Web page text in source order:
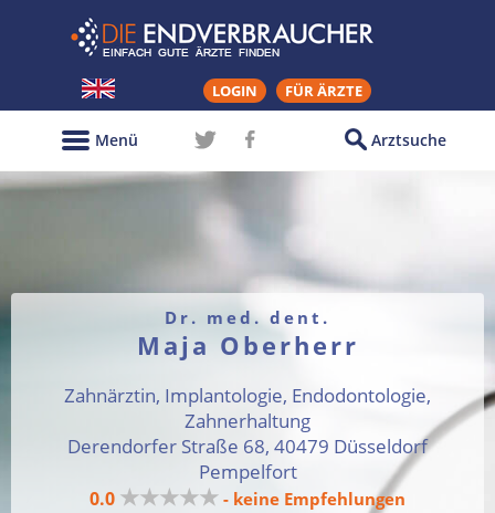
LOGIN FÜR ÄRZTE
Arztsuche
Menü
Dr. med. dent.
Maja Oberherr
Zahnärztin, Implantologie, Endodontologie,
Zahnerhaltung
Derendorfer Straße 68, 40479 Düsseldorf
Pempelfort
0.0 ★★★★★ - keine Empfehlungen